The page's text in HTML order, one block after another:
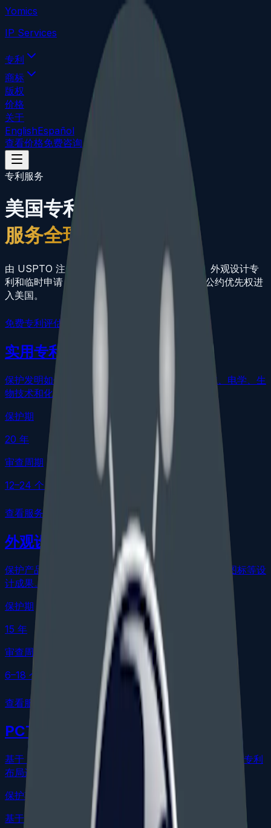
Yomics
IP Services
专利
商标
版权
价格
关于
EnglishEspañol
查看价格免费咨询
专利服务
美国专利保护
服务全球发明人
由 USPTO 注册美国专利代理人处理实用专利、外观设计专
利和临时申请，支持 PCT 美国国家阶段和巴黎公约优先权进
入美国。
免费专利评估
实用专利
保护发明如何工作、使用或制造，覆盖软件、机械、电学、生
物技术和化学等领域。
保护期
20 年
审查周期
12–24 个月
查看服务路径
外观设计专利
保护产品装饰性外观、视觉特征、界面形状、包装或图标等设
计成果。
保护期
15 年
审查周期
6–18 个月
查看服务路径
PCT / 巴黎公约
基于 PCT 国家阶段、巴黎公约优先权、外国申请或国际专利
布局进入美国。
保护期
基于优先权